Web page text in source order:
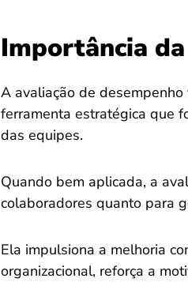
Importância
A avaliação de
ferramenta estratégica que
das equipes.
Quando bem aplicada, a
colaboradores quanto para
Ela impulsiona a melhoria
organizacional, reforça a